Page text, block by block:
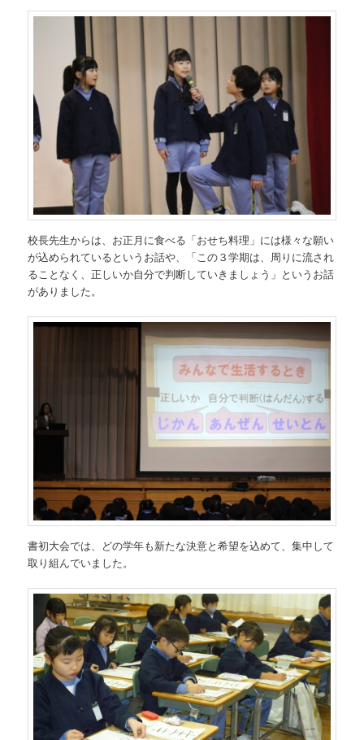
校長先生からは、お正月に食べる「おせち料理」には様々な願い
が込められているというお話や、「この３学期は、周りに流され
ることなく、正しいか自分で判断していきましょう」というお話
がありました。
書初大会では、どの学年も新たな決意と希望を込めて、集中して
取り組んでいました。